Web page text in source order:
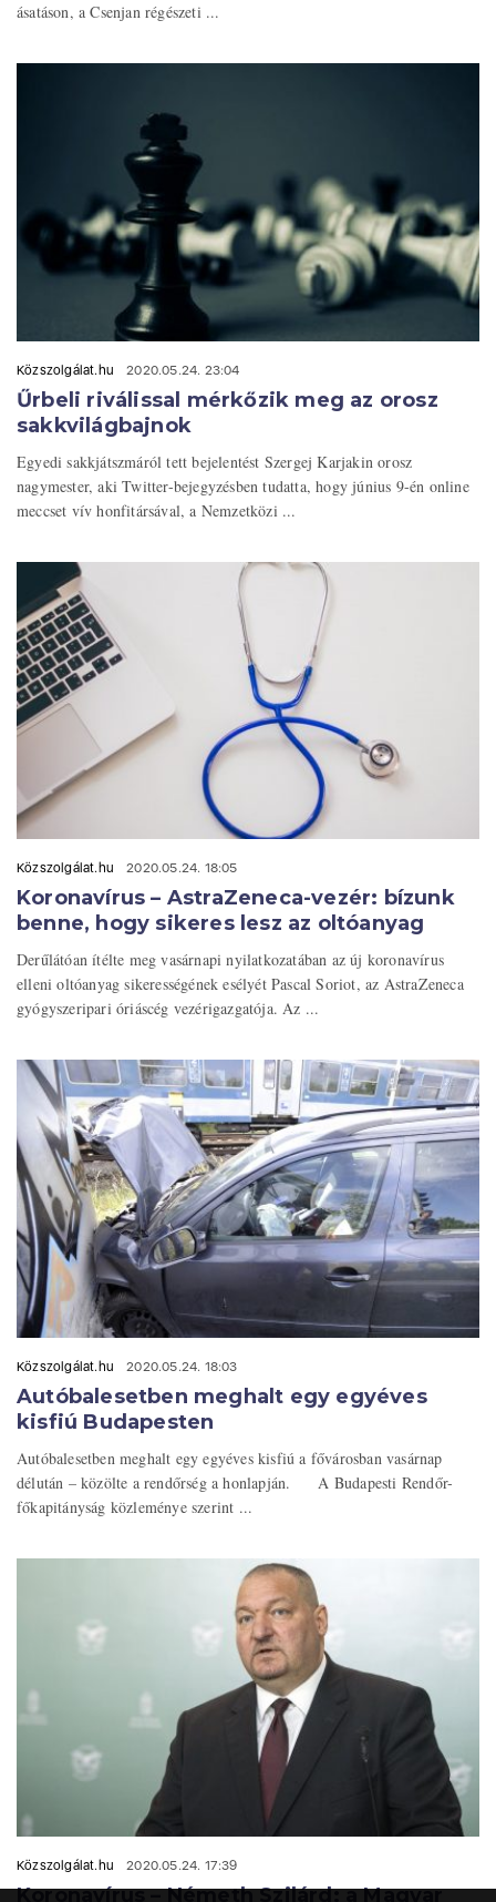
ásatáson, a Csenjan régészeti ...
Közszolgálat.hu 2020.05.24. 23:04
Űrbeli riválissal mérkőzik meg az orosz
sakkvilágbajnok
Egyedi sakkjátszmáról tett bejelentést Szergej Karjakin orosz
nagymester, aki Twitter-bejegyzésben tudatta, hogy június 9-én online
meccset vív honfitársával, a Nemzetközi ...
Közszolgálat.hu 2020.05.24. 18:05
Koronavírus – AstraZeneca-vezér: bízunk
benne, hogy sikeres lesz az oltóanyag
Derűlátóan ítélte meg vasárnapi nyilatkozatában az új koronavírus
elleni oltóanyag sikerességének esélyét Pascal Soriot, az AstraZeneca
gyógyszeripari óriáscég vezérigazgatója. Az ...
Közszolgálat.hu 2020.05.24. 18:03
Autóbalesetben meghalt egy egyéves
kisfiú Budapesten
Autóbalesetben meghalt egy egyéves kisfiú a fővárosban vasárnap
délután – közölte a rendőrség a honlapján. A Budapesti Rendőr-
főkapitányság közleménye szerint ...
Közszolgálat.hu 2020.05.24. 17:39
Koronavírus – Németh Szilárd: a Magyar